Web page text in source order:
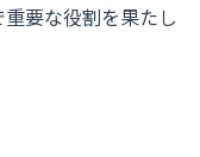
要な役割を果たし